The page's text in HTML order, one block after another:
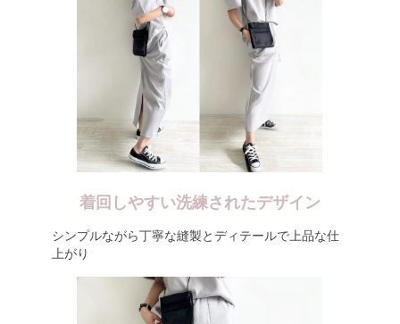
着回しやすい洗練されたデザイン
シンプルながら丁寧な縫製とディテールで上品な仕
上がり